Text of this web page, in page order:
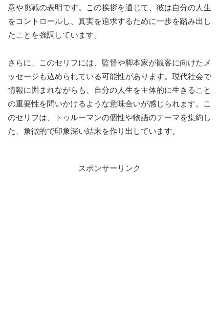
意や挑戦の表明です。この挨拶を通じて、彼は自分の人生
をコントロールし、真実を追求するために一歩を踏み出し
たことを強調しています。
さらに、このセリフには、監督や脚本家が観客に向けたメ
ッセージも込められている可能性があります。現代社会で
情報に囲まれながらも、自分の人生を主体的に生きること
の重要性を問いかけるような意味合いが感じられます。こ
のセリフは、トゥルーマンの個性や物語のテーマを集約し
た、象徴的で印象深い結末を作り出しています。
スポンサーリンク